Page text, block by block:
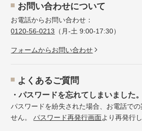
お問い合わせについて
お電話からお問い合わせ：
0120-56-0213 （月-土 9:00-17:30）
フォームからお問い合わせ
よくあるご質問
・パスワードを忘れてしまいました。
パスワードを紛失された場合、お電話で
せん。パスワード再発行画面より再発行